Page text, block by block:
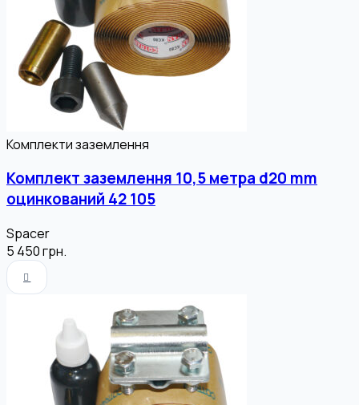
Комплекти заземлення
Комплект заземлення 10,5 метра d20 mm
оцинкований 42 105
Spacer
5 450грн.